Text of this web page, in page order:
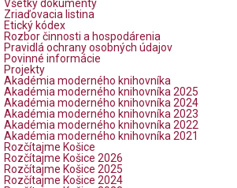
Všetky dokumenty
Zriaďovacia listina
Etický kódex
Rozbor činnosti a hospodárenia
Pravidlá ochrany osobných údajov
Povinné informácie
Projekty
Akadémia moderného knihovníka
Akadémia moderného knihovníka 2025
Akadémia moderného knihovníka 2024
Akadémia moderného knihovníka 2023
Akadémia moderného knihovníka 2022
Akadémia moderného knihovníka 2021
Rozčítajme Košice
Rozčítajme Košice 2026
Rozčítajme Košice 2025
Rozčítajme Košice 2024